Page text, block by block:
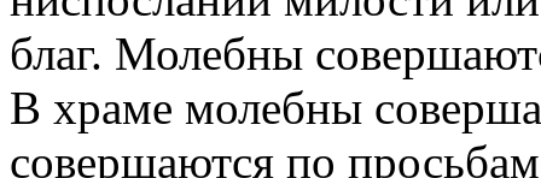
благ. Молебны
В храме молебны
совершаются по